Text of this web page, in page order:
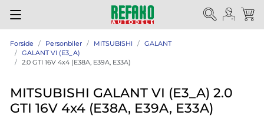
Forside Personbiler MITSUBISHI
GALANT
GALANT VI (E3_A)
2.0 GTI 16V 4x4 (E38A, E39A, E33A)
MITSUBISHI GALANT VI (E3_A) 2.0
GTI 16V 4x4 (E38A, E39A, E33A)